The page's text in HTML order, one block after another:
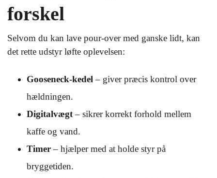
forskel
Selvom du kan lave pour-over med ganske lidt, kan
det rette udstyr løfte oplevelsen:
Gooseneck-kedel – giver præcis kontrol over
hældningen.
Digitalvægt– sikrer korrekt forhold mellem
kaffe og vand.
Timer– hjælper med at holde styr på
bryggetiden.